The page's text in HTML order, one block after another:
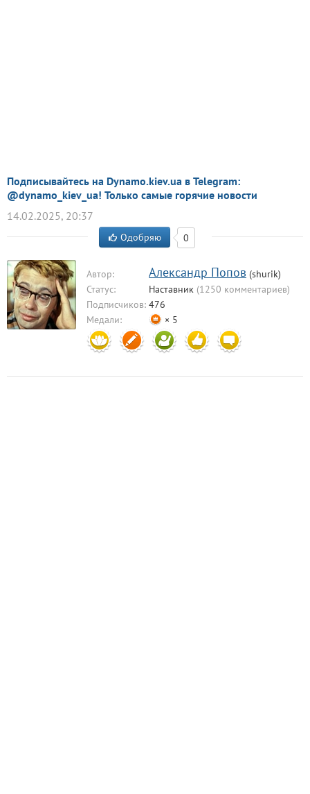
Подписывайтесь на Dynamo.kiev.ua в Telegram:
@dynamo_kiev_ua! Только самые горячие новости
14.02.2025, 20:37
Одобряю 0
Автор: Александр Попов (shurik)
Статус:
Наставник (1250 комментариев)
Подписчиков: 476
Медали:
× 5